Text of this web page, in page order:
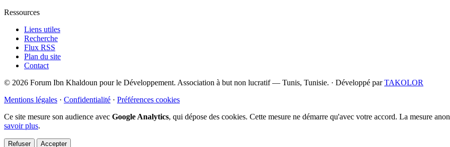
Ressources
Liens utiles
Recherche
Flux RSS
Plan du site
Contact
© 2026 Forum Ibn Khaldoun pour le Développement. Association à but non lucratif — Tunis, Tunisie. · Développé parTAKOLOR
Mentions légales · Confidentialité · Préférences cookies
Ce site mesure son audience avec Google Analytics, qui dépose des cookies. Cette mesure ne démarre qu'avec votre accord. La mesure
savoir plus.
Refuser Accepter